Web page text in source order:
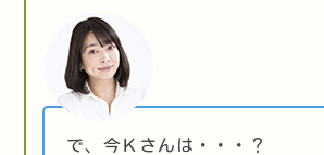
で、今Ｋさんは・・・？